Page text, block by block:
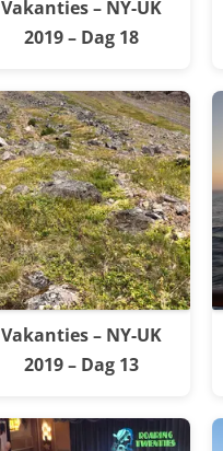
Vakanties – NY-UK
2019 – Dag 18
Vakanties – NY-UK
2019 – Dag 13